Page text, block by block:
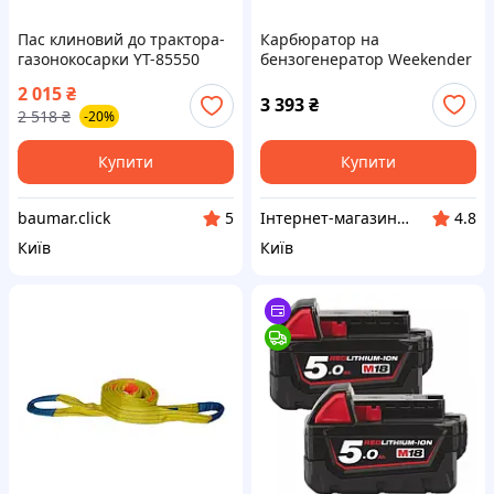
Пас клиновий до трактора-
газонокосарки YT-85550
YATO контур l= 1029 мм [25]
Baumar - То Что Нужно
2 015₴
2 518 ₴ -20%
Купити
baumar.click
5
Київ
Карбюратор на
бензогенератор Weekender
Walbro Wyj-345 985473001
Wyj-345-1 WYJ345
3 393₴
Купити
Інтернет-магазин "Сам Собі Сервіс"
4.8
Київ